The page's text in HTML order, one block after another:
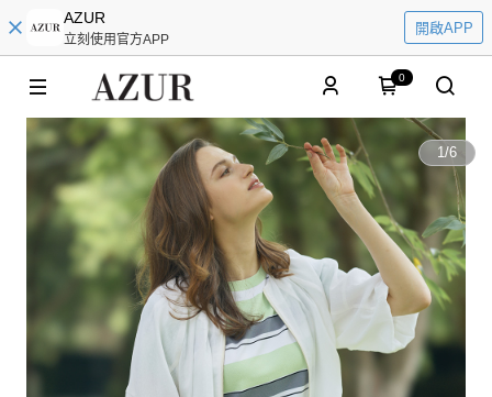
AZUR
立刻使用官方APP
開啟APP
0
1/6